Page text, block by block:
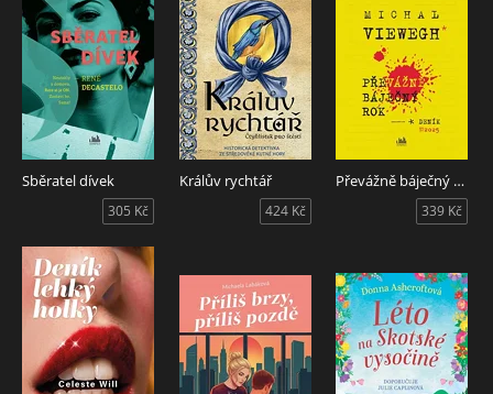
Sběratel dívek
305 Kč
Králův rychtář
424 Kč
Převážně báječný rok
339 Kč